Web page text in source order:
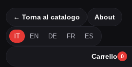
← Torna al catalogo About
IT EN DE FR ES
Carrello 0